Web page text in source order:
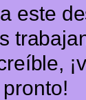
este
pronto!